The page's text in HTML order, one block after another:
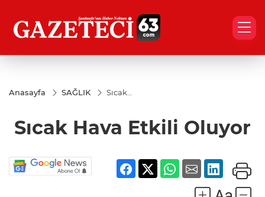
Anasayfa SAĞLIK
Sıcak
Oluyor
Sıcak Hava Etkili Oluyor